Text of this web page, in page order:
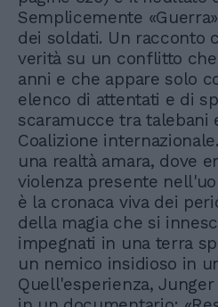
Semplicemente
dei soldati. Un racconto
verità su un conflitto
anni e che appare solo
elenco di attentati e di
scaramucce tra talebani
Coalizione
una realtà amara, dove
violenza presente
è la cronaca viva dei
della magia che si
impegnati in una terra
un nemico insidioso in
Quell'esperienza,